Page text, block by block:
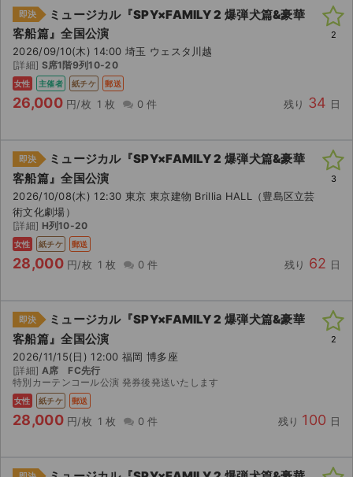
即決
ミュージカル『SPY×FAMILY 2 爆弾犬篇&豪華
客船篇』全国公演
2026/09/10(木) 14:00 埼玉 ウェスタ川越
[詳細] S席1階9列10-20
女性 主催者 紙チケ 郵送
26,000 円/枚 1 枚 0 件 残り 34 日
2
即決
ミュージカル『SPY×FAMILY 2 爆弾犬篇&豪華
客船篇』全国公演
2026/10/08(木) 12:30 東京 東京建物 Brillia HALL（豊島区立芸
術文化劇場）
[詳細] H列10-20
女性 紙チケ 郵送
28,000 円/枚 1 枚 0 件 残り 62 日
3
即決
ミュージカル『SPY×FAMILY 2 爆弾犬篇&豪華
客船篇』全国公演
2026/11/15(日) 12:00 福岡 博多座
[詳細] A席 FC先行
特別カーテンコール公演 発券後発送いたします
女性 紙チケ 郵送
28,000 円/枚 1 枚 0 件 残り 100 日
2